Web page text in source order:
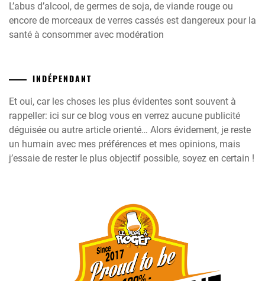
L’abus d’alcool, de germes de soja, de viande rouge ou
encore de morceaux de verres cassés est dangereux pour la
santé à consommer avec modération
INDÉPENDANT
Et oui, car les choses les plus évidentes sont souvent à
rappeller: ici sur ce blog vous en verrez aucune publicité
déguisée ou autre article orienté… Alors évidement, je reste
un humain avec mes préférences et mes opinions, mais
j’essaie de rester le plus objectif possible, soyez en certain !